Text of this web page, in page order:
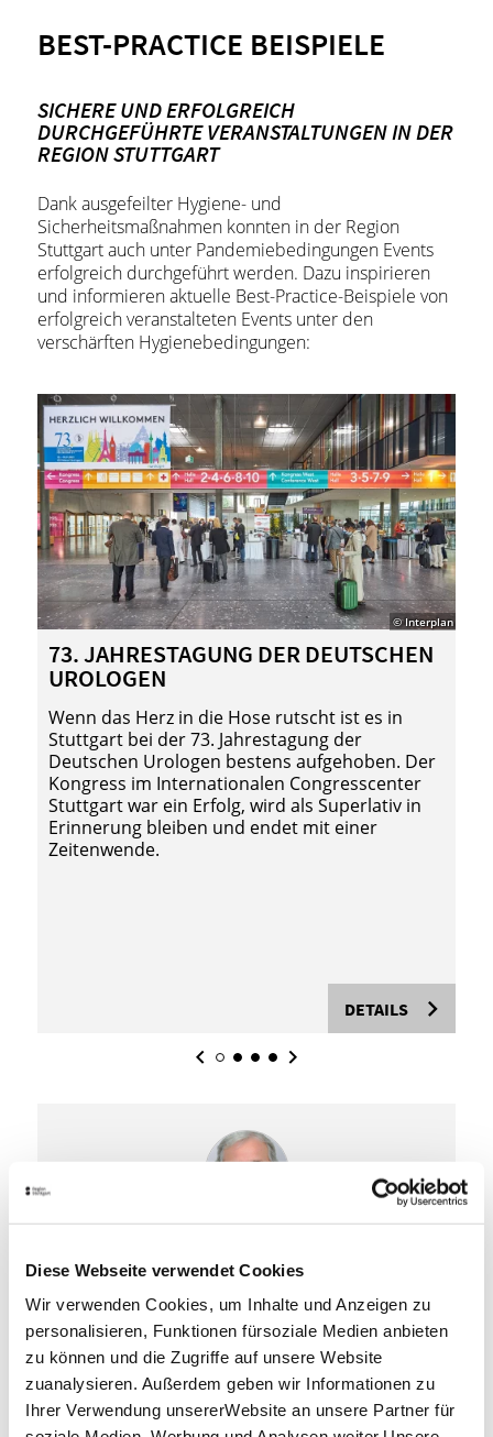
Diese Webseite verwendet Cookies
Wir verwenden Cookies, um Inhalte und Anzeigen zu
personalisieren, Funktionen fürsoziale Medien anbieten
zu können und die Zugriffe auf unsere Website
zuanalysieren. Außerdem geben wir Informationen zu
Ihrer Verwendung unsererWebsite an unsere Partner für
BEST-PRACTICE BEISPIELE
SICHERE UND ERFOLGREICH
DURCHGEFÜHRTE VERANSTALTUNGEN IN DER
REGION STUTTGART
Dank ausgefeilter Hygiene- und
Sicherheitsmaßnahmen konnten in der Region
Stuttgart auch unter Pandemiebedingungen Events
erfolgreich durchgeführt werden. Dazu inspirieren
und informieren aktuelle Best-Practice-Beispiele von
erfolgreich veranstalteten Events unter den
verschärften Hygienebedingungen:
© Interplan
73. JAH­RES­TA­GUNG DER DEUT­SCHEN
URO­LO­GEN
Wenn das Herz in die Hose rutscht ist es in
Stuttgart bei der 73. Jahrestagung der
Deutschen Urologen bestens aufgehoben. Der
Kongress im Internationalen Congresscenter
Stuttgart war ein Erfolg, wird als Superlativ in
Erinnerung bleiben und endet mit einer
Zeitenwende.
DETAILS
uns zusammen schon früh im Jahr
Veranstaltung für September in Stuttgart zu
setzen. Auf das Ergebnis können wir stolz
sein! Zusammen mit dem Team der Messe
Stuttgart und unseren langjährigen
Servicepartnern ist es gelungen, einen
Präsenzkongress mit über 4.000 Teilnehmern